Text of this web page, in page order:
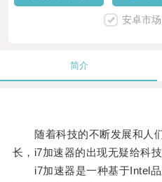
安卓市
简介
随着科技的不断发展和人
长，i7加速器的出现无疑给科
i7加速器是一种基于Intel品